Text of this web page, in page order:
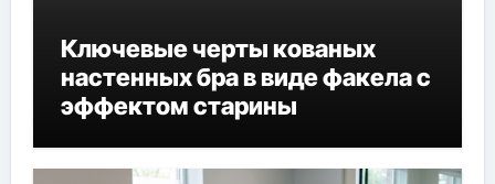
Ключевые черты кованых
настенных бра в виде факела с
эффектом старины